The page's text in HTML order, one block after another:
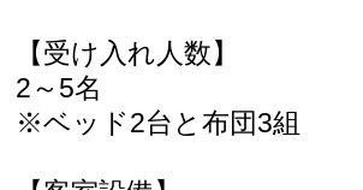
【受け入れ人数】
2～5名
※ベッド2台と布団3組